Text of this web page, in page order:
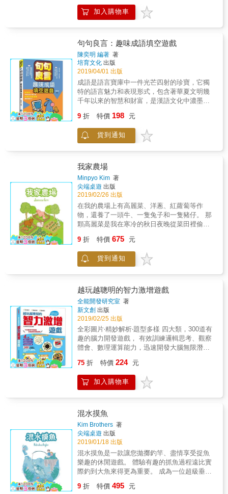
「邏輯探案」、「想像空間」、「綜合智
能」、「科學試驗」六大章節，共有300多道趣
味遊戲，使讀者的思考和智力能全方位提升。
然，更知其所以然。 這些遊戲並不需要複雜的
道具或儀器，也不需要繁瑣的準備，只需要你
動動腦筋、擦亮眼睛，就能在生動有趣的謎題
中突破思考盲點，打破思維定式，激發大腦潛
能；更能進一步培養立體的空間想像能力、敏
銳的觀察能力、高速計算的能力、敏捷的邏輯
思維能力、嚴謹的推理分析能力，讓人將這些
讀者，學會拓展思考、推理和運算能力 身為學
生，有助縮短在考場的思考時間 身為上班族，
能夠更加游刃有餘地應付各式工作 身為主管，
困擾 本書特色 ★★題目類型多樣化，全方位刺
激大腦 本書中精選300多道拓展思維的智力遊
戲題，集科學性、遊戲性、趣味性、百變性於
一體，囊括圖形、找規律、數獨、迷宮、逆向
推導、偵探推理等多種題型。能夠全方位提升
觀察力、分析力、邏輯力、推理力、判斷力、
想像力、創造力、記憶力以及思考力，充分發
掘大腦潛力，越玩越聰明。 ★★六大主題循序
漸進，越玩越有成就感 全書分為「數字推
空間」、「綜合智能」、「科學試驗」六大章
節，由淺入深，幫助讀者建立獨特的思考和演
算能力，並且學會全方位的觀察、多層次的深
度剖析，訓練出有條理的分析判讀能力。只需
要仔細閱讀後，動腦思考，就能在生動有趣的
謎題中突破思維盲點，找出答案，保證讓人愛
不釋手，越玩越有成就感。 ★★題型老少咸
宜，能啟發全家人腦力的趣味闖關試題 書中蒐
羅的試題適合各種年齡層的人，更適合親子共
讀，能夠充分啟發孩子和青少年的智力發展，
中老年人也能透過書中試題的刺激，充分活化
腦部細胞，拒絕記憶力退化問題。不分男女老
少，全家人都可以藉由挑戰本書的題目，啟發
多元智能，突破固有的思維模式，提升智力，
享受滿滿的趣味性。 ★★圖文並茂，刺激觀察
力，其他類題型亦配有插圖，豐富版型，增添
閱讀樂趣，讓你不必花太多時間閱讀文字，只
要看圖就能動腦、推理計算、玩遊戲，讓解題
過程更有趣。
入右腦思維挑戰賽，打造頂尖創意王； 讓感性
藝術腦更有型、讓圖像力成為你的創造力！ 提
破僵化思維、善用直覺反應，就能找到答案！
加強圖像訓練 怎麼用6個直角三角形拼出1個五
角星？ 6 個半圓該如何塞進正方形的邊框中？
細心觀察、用影像思考、從圖像中找線索，讓
右腦完全開發！ ★練習空間探索 立方體、金字
塔、蜂巢等各種迷宮，要怎麼走出來？ 只用6
種顏色，能排列出30種不同顏色組合的立方塊
嗎？ 大膽預測與心像思考、活用推理與分析
力，讓自己愈玩愈聰明！ 本書特色 ★Candy
遊戲開山始祖&hellip;&hellip; 玩再久也不傷
眼、全書遊戲類型抵過百種桌遊， 讓沉迷電腦
遊戲的孩子擁有別開生面的新選擇，看誰才是
拿到魔術方塊就想拼好拼滿， 看到圖像辨識、
數字填空、積木排列組合等遊戲，不解完就不
甘心不放手？ 快來重溫腦力激盪的燒腦快感，
感受破解謎底的絕佳爽感！ ★小孩開發潛能、
大人抗老健智，闔家同歡的紙上遊戲大集合～
將題目放大列印剪下、邀請全家一起來挑戰，
450種解題快感一次滿足，我家就是動腦遊戲樂
加入購物車
句句良言：趣味成語填空遊戲
陳奕明 編著 著
培育文化 出版
2019/04/01 出版
成語是語言寶庫中一件光芒四射的珍寶，它獨
特的語言魅力和表現形式，包含著華夏文明幾
千年以來的智慧和財富，是漢語文化中濃墨重
是一段歷史故事，或是一個哲理寓言，又或是
一個神話傳說，在成語的世界裡，我們能領略
的絕不僅僅是幾個字的含義!
9 折 特價 198 元
貨到通知
我家農場
Minpyo Kim 著
尖端桌遊 出版
2019/02/26 出版
在我的農場上有高麗菜、洋蔥、紅蘿蔔等作
物，還養了一頭牛、一隻兔子和一隻豬仔。 那
顆高麗菜是我在寒冷的秋日夜晚從菜田裡偷來
人家菜田裡挖的。 那隻毛兔子，牠是母親打從
我十六歲時便開始細心呵護的寵物。 而那隻豬
仔，牠始終伴著我們一家人直到農場關閉的那
22.2*16.2*5.4cm材質：紙、木質重量：620公
克遊戲人數：2-4人遊戲時間：30分鐘年齡：6+
9 折 特價 675 元
貨到通知
越玩越聰明的智力激增遊戲
全能開發研究室 著
新文創 出版
2019/02/25 出版
全彩圖片‧精妙解析‧題型多樣 四大類，300道有
趣的腦力開發遊戲， 有效訓練邏輯思考、觀察
體會、數理運算能力，迅速開發大腦無限潛能
類、邏輯類、推理類等，涉及算術、幾何、數
獨、觀察及想像等各種形式，題型百變，怎麼
玩都玩不膩。 ★訓練綜合能力 試題能夠幫助遊
力，充分發掘大腦潛能。 ★快速增長知識 每一
類遊戲都經過精心的設計和篩選，極具代表性
和獨特性，內容豐富，從易到難，由簡入深，
形式活潑，快速累積各方面知識。 適合各種年
齡層讀者， 練習思考、加強邏輯推理、培養觀
察和數理運算能力 300道精彩、有趣的智力激
增遊戲， 全力引爆腦中尚未開發的潛能區塊 3
分鐘提升腦容量和腦細胞運轉速度，各項思考
力全力提升 本書分為「多向思維」、「觀察訓
75 折 特價 224 元
加入購物車
混水摸魚
Kim Brothers 著
尖端桌遊 出版
2019/01/18 出版
混水摸魚是一款讓您拋擲釣竿、盡情享受捉魚
樂趣的休閒遊戲。 體驗有趣的抓魚過程遠比實
際釣到大魚來得更為重要。 成為一位超級垂釣
13.8*18.8*3.9cm材質：紙重量：320公克遊戲
9 折 特價 495 元